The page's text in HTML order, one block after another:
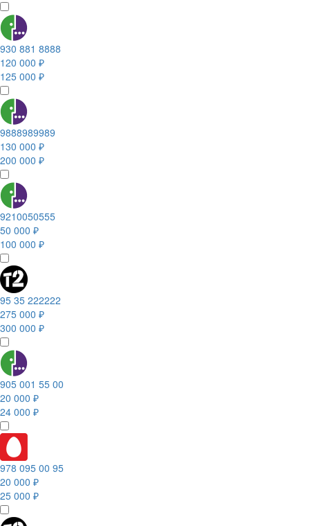
930 881 8888
120 000 ₽
125 000 ₽
9888989989
130 000 ₽
200 000 ₽
9210050555
50 000 ₽
100 000 ₽
95 35 222222
275 000 ₽
300 000 ₽
905 001 55 00
20 000 ₽
24 000 ₽
978 095 00 95
20 000 ₽
25 000 ₽